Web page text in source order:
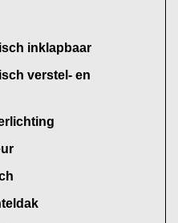
inklapbaar
verstel- en